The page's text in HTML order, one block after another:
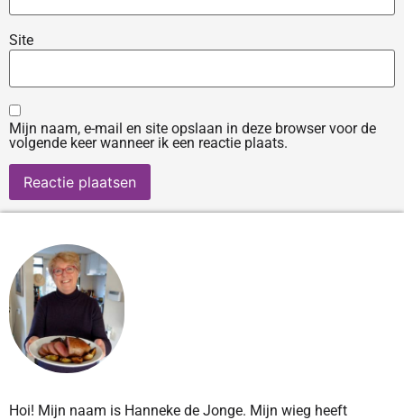
Site
Mijn naam, e-mail en site opslaan in deze browser voor de
volgende keer wanneer ik een reactie plaats.
Hoi! Mijn naam is Hanneke de Jonge. Mijn wieg heeft